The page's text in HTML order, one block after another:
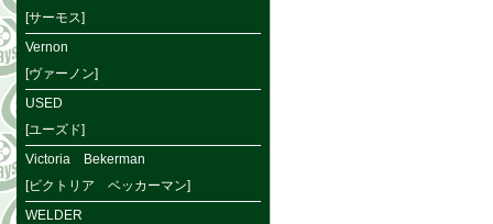
[サーモス]
Vernon
[ヴァーノン]
USED
[ユーズド]
Victoria Bekerman
[ビクトリア ベッカーマン]
WELDER